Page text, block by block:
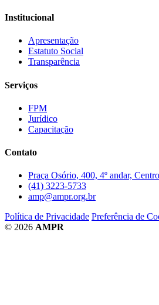
Institucional
Apresentação
Estatuto Social
Transparência
Serviços
FPM
Jurídico
Capacitação
Contato
Praça Osório, 400, 4º andar,
(41) 3223-5733
amp@ampr.org.br
Política de Privacidade Preferência de
© 2026 AMPR